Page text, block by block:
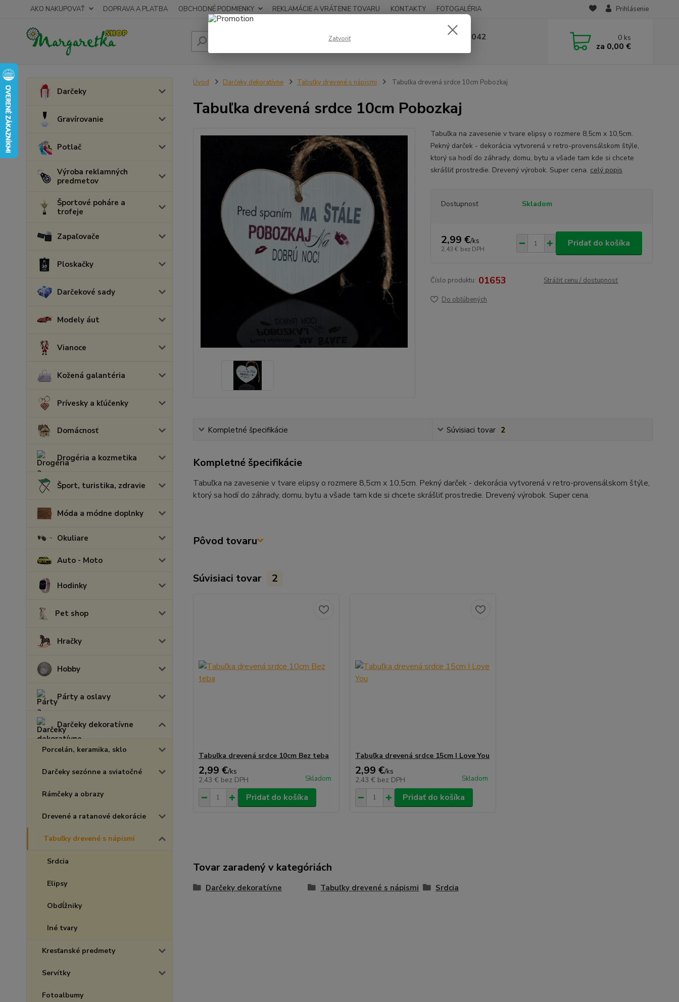
AKO NAKUPOVAŤ DOPRAVA A PLATBA OBCHODNÉ PODMIENKY REKLAMÁCIE A VRÁTENIE TOVARU KONTAKTY FOTOGALÉRIA Prihlásenie
Hľadať 0948 236 042 0 ks
za 0,00 €
Darčeky
Gravírovanie
Potlač
Výroba reklamných
predmetov
Športové poháre a
trofeje
Zapaľovače
Ploskačky
Darčekové sady
Modely áut
Vianoce
Kožená galantéria
Prívesky a kľúčenky
Domácnosť
Drogéria a kozmetika
Šport, turistika, zdravie
Móda a módne doplnky
Okuliare
Auto - Moto
Hodinky
Pet shop
Hračky
Hobby
Párty a oslavy
Darčeky dekoratívne
Porcelán, keramika, sklo
Darčeky sezónne a sviatočné
Rámčeky a obrazy
Drevené a ratanové dekorácie
Tabuľky drevené s nápismi
Srdcia
Elipsy
Obdĺžniky
Iné tvary
Kresťanské predmety
Servítky
Fotoalbumy
Úvod Darčeky dekoratívne Tabuľky drevené s nápismi Tabuľka drevená srdce 10cm Pobozkaj
Tabuľka drevená srdce 10cm Pobozkaj
Tabuľka na zavesenie v tvare elipsy o rozmere 8,5cm x 10,5cm.
Pekný darček - dekorácia vytvorená v retro-provensálskom štýle,
ktorý sa hodí do záhrady, domu, bytu a všade tam kde si chcete
skrášliť prostredie. Drevený výrobok. Super cena. celý popis
Dostupnosť Skladom
2,99 €/ks
2,43 € bez DPH
Pridať do košíka
Číslo produktu: 01653 Strážiť cenu / dostupnosť
Do obľúbených
Kompletné špecifikácie Súvisiaci tovar 2
Kompletné špecifikácie
Tabuľka na zavesenie v tvare elipsy o rozmere 8,5cm x 10,5cm. Pekný darček - dekorácia vytvorená v retro-provensálskom štýle,
ktorý sa hodí do záhrady, domu, bytu a všade tam kde si chcete skrášliť prostredie. Drevený výrobok. Super cena.
Pôvod tovaru
Súvisiaci tovar 2
Tabuľka drevená srdce 10cm Bez teba
2,99 €/ks
2,43 € bez DPH Skladom
Pridať do košíka
Tabuľka drevená srdce 15cm I Love You
2,99 €/ks
2,43 € bez DPH Skladom
Pridať do košíka
Tovar zaradený v kategóriách
Darčeky dekoratívne Tabuľky drevené s nápismi Srdcia
Zatvoriť